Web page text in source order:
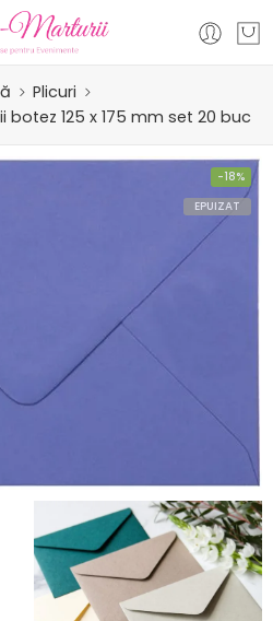
Plicuri
botez 125 x 175 mm set 20 buc
-18%
EPUIZAT